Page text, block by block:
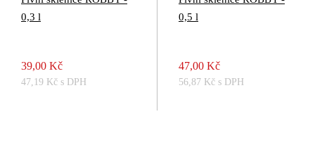
0,3 l
39,00 Kč
47,19 Kč s DPH
0,5 l
47,00 Kč
56,87 Kč s DPH